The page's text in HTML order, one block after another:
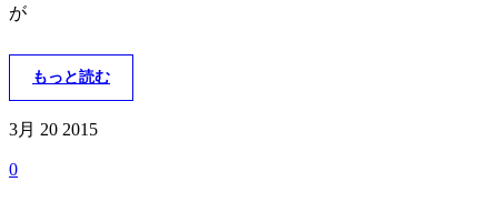
が
もっと読む
3月 20 2015
0